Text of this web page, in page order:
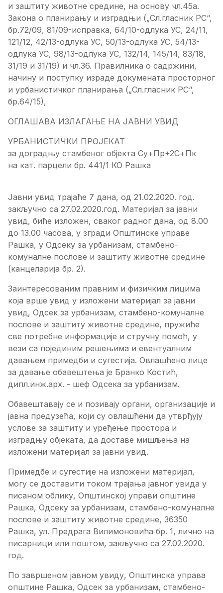
и заштиту животне средине, на основу чл.45а.
Закона о планирању и изградњи („Сл.гласник РС“,
бр.72/09, 81/09-исправка, 64/10-одлука УС, 24/11,
121/12, 42/13-одлука УС, 50/13-одлука УС, 54/13-
одлука УС, 98/13-одлука УС, 132/14, 145/14, 83/18,
31/19 и 31/19) и чл.36. Правилника о садржини,
начину и поступку израде докумената просторног
и урбанистичког планирања („Сл.гласник РС“,
бр.64/15),
ОГЛАШАВА ИЗЛАГАЊЕ НА ЈАВНИ УВИД
УРБАНИСТИЧКИ ПРОЈЕКАТ
за доградњу стамбеног објекта Су+Пр+2С+Пк
на кат. парцели бр. 441/1 КО Рашка
Јавни увид трајаће 7 дана, од 21.02.2020. год.
закључно са 27.02.2020.год. Материјал за јавни
увид, биће изложен, сваког радног дана, од 8.00
до 13.00 часова, у згради Општинске управе
Рашка, у Одсеку за урбанизам, стамбено-
комуналне послове и заштиту животне средине
(канцеларија бр. 2).
Заинтересованим правним и физичким лицима
која врше увид у изложени материјал за јавни
увид, Одсек за урбанизам, стамбено-комуналне
послове и заштиту животне средине, пружиће
све потребне информације и стручну помоћ, у
вези са појединим решењима и евентуалним
давањем примедби и сугестија. Овлашћено лице
за давање обавештења је Бранко Костић,
дипл.инж.арх. - шеф Одсека за урбанизам.
Обавештавају се и позивају органи, организације и
јавна предузећа, који су овлашћени да утврђују
услове за заштиту и уређење простора и
изградњу објеката, да доставе мишљења на
изложени материјал за јавни увид.
Примедбе и сугестије на изложени материјал,
могу се доставити током трајања јавног увида у
писаном облику, Општинској управи општине
Рашка, Одсеку за урбанизам, стамбено-комуналне
послове и заштиту животне средине, 36350
Рашка, ул. Предрага Вилимоновића бр. 1, лично на
писарници или поштом, закључно са 27.02.2020.
год.
По завршеном јавном увиду, Општинска управа
општине Рашка, Одсек за урбанизам, стамбено-